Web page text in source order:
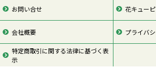
お問い合せ 花キュー
会社概要 プライバ
特定商取引に関する法律に基づく表
示